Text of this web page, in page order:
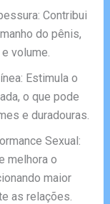
Contribui
do pênis,
volume.
Estimula o
o que pode
e duradouras.
Sexual:
melhora o
maior
as relações.